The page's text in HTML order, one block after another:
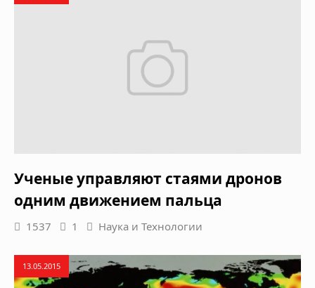
Ученые управляют стаями дронов
одним движением пальца
1537 1 Наука и Технологии
13.05.2015